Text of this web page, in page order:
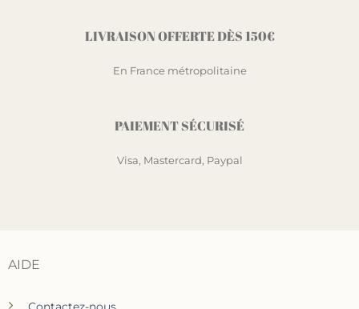
LIVRAISON OFFERTE DÈS 150€
En France métropolitaine
PAIEMENT SÉCURISÉ
Visa, Mastercard, Paypal
AIDE